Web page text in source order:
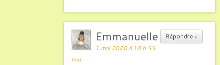
Répondre ↓
Emmanuelle
1 mai 2020 à 18 h 55
min